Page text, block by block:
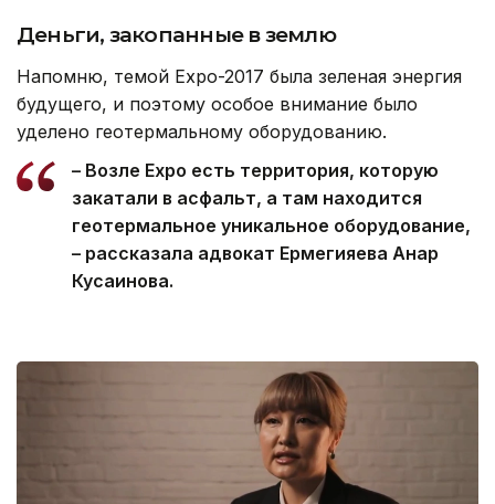
Деньги, закопанные в землю
Напомню, темой Expo-2017 была зеленая энергия
будущего, и поэтому особое внимание было
уделено геотермальному оборудованию.
– Возле Expo есть территория, которую
закатали в асфальт, а там находится
геотермальное уникальное оборудование,
– рассказала адвокат Ермегияева Анар
Кусаинова.